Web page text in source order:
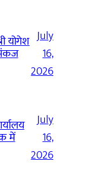
योगेश
पंकज
July
16,
2026
में
July
16,
2026